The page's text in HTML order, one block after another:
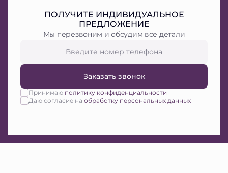
ПОЛУЧИТЕ ИНДИВИДУАЛЬНОЕ
ПРЕДЛОЖЕНИЕ
Мы перезвоним и обсудим все детали
Заказать звонок
Принимаю политику конфиденциальности
Даю согласие на обработку персональных данных